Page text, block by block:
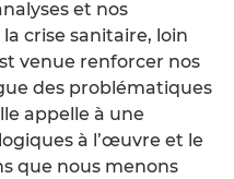
et nos
crise sanitaire, loin
venue renforcer nos
des problématiques
appelle à une
à l’œuvre et le
que nous menons